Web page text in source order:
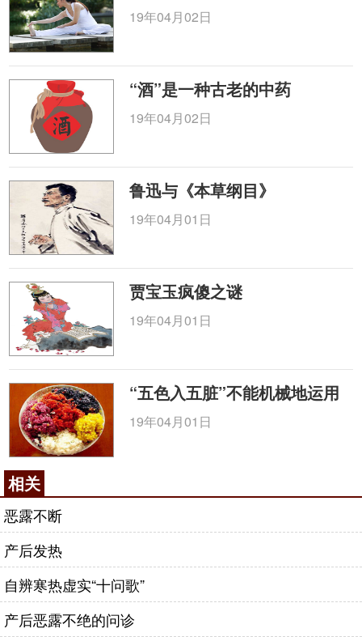
19年04月02日
“酒”是一种古老的中药
19年04月02日
鲁迅与《本草纲目》
19年04月01日
贾宝玉疯傻之谜
19年04月01日
“五色入五脏”不能机械地运用
19年04月01日
相关
恶露不断
产后发热
自辨寒热虚实“十问歌”
产后恶露不绝的问诊